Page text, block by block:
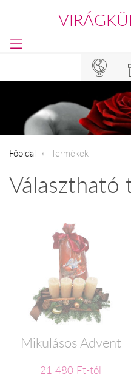
Főoldal Termékek
Választható
Mikulásos Advent
21 480 Ft-tól